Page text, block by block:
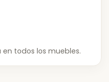
todos los muebles.